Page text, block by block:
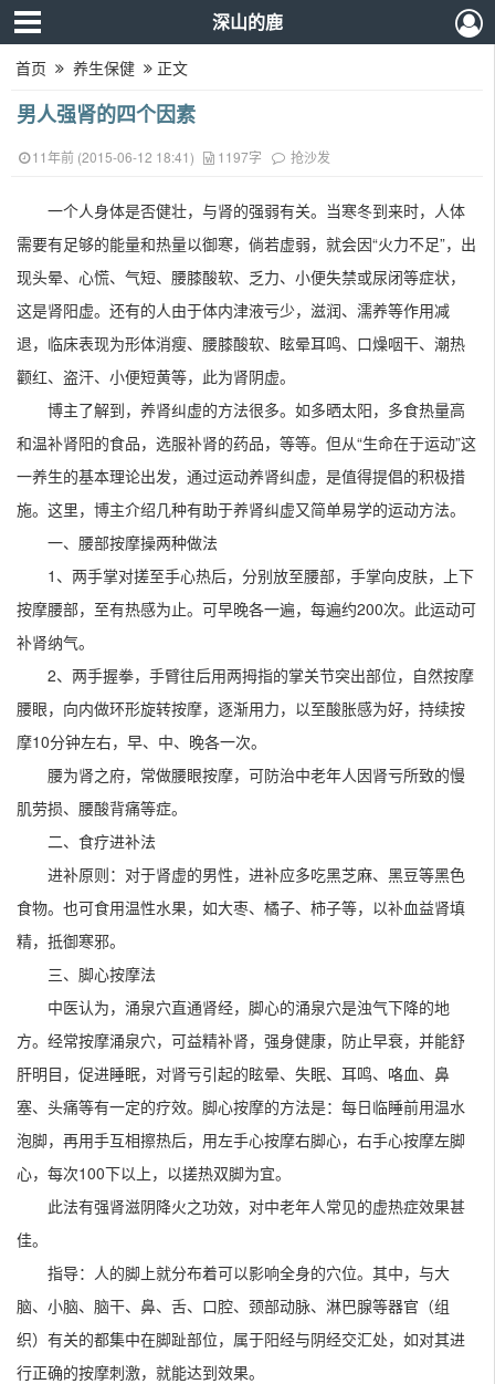
深山的鹿
首页 养生保健 正文
男人强肾的四个因素
11年前 (2015-06-12 18:41) 1197字 抢沙发
一个人身体是否健壮，与肾的强弱有关。当寒冬到来时，人体
需要有足够的能量和热量以御寒，倘若虚弱，就会因“火力不足”，出
现头晕、心慌、气短、腰膝酸软、乏力、小便失禁或尿闭等症状，
这是肾阳虚。还有的人由于体内津液亏少，滋润、濡养等作用减
退，临床表现为形体消瘦、腰膝酸软、眩晕耳鸣、口燥咽干、潮热
颧红、盗汗、小便短黄等，此为肾阴虚。
博主了解到，养肾纠虚的方法很多。如多晒太阳，多食热量高
和温补肾阳的食品，选服补肾的药品，等等。但从“生命在于运动”这
一养生的基本理论出发，通过运动养肾纠虚，是值得提倡的积极措
施。这里，博主介绍几种有助于养肾纠虚又简单易学的运动方法。
一、腰部按摩操两种做法
1、两手掌对搓至手心热后，分别放至腰部，手掌向皮肤，上下
按摩腰部，至有热感为止。可早晚各一遍，每遍约200次。此运动可
补肾纳气。
2、两手握拳，手臂往后用两拇指的掌关节突出部位，自然按摩
腰眼，向内做环形旋转按摩，逐渐用力，以至酸胀感为好，持续按
摩10分钟左右，早、中、晚各一次。
腰为肾之府，常做腰眼按摩，可防治中老年人因肾亏所致的慢
肌劳损、腰酸背痛等症。
二、食疗进补法
进补原则：对于肾虚的男性，进补应多吃黑芝麻、黑豆等黑色
食物。也可食用温性水果，如大枣、橘子、柿子等，以补血益肾填
精，抵御寒邪。
三、脚心按摩法
中医认为，涌泉穴直通肾经，脚心的涌泉穴是浊气下降的地
方。经常按摩涌泉穴，可益精补肾，强身健康，防止早衰，并能舒
肝明目，促进睡眠，对肾亏引起的眩晕、失眠、耳鸣、咯血、鼻
塞、头痛等有一定的疗效。脚心按摩的方法是：每日临睡前用温水
泡脚，再用手互相擦热后，用左手心按摩右脚心，右手心按摩左脚
心，每次100下以上，以搓热双脚为宜。
此法有强肾滋阴降火之功效，对中老年人常见的虚热症效果甚
佳。
指导：人的脚上就分布着可以影响全身的穴位。其中，与大
脑、小脑、脑干、鼻、舌、口腔、颈部动脉、淋巴腺等器官（组
织）有关的都集中在脚趾部位，属于阳经与阴经交汇处，如对其进
行正确的按摩刺激，就能达到效果。